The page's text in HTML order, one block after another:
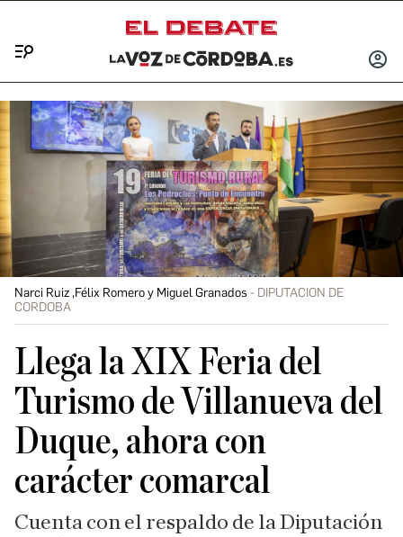
INICIAR
Narci Ruiz ,Félix Romero y Miguel Granados
DIPUTACION DE
CORDOBA
Llega la XIX Feria del
Turismo de Villanueva del
Duque, ahora con
carácter comarcal
Cuenta con el respaldo de la Diputación